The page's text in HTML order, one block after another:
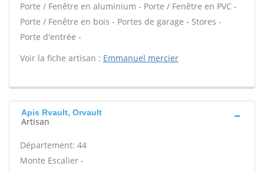
Porte / Fenêtre en aluminium - Porte / Fenêtre en PVC -
Porte / Fenêtre en bois - Portes de garage - Stores -
Porte d'entrée -
Voir la fiche artisan : Emmanuel mercier
Apis Rvault, Orvault
Artisan
Département: 44
Monte Escalier -